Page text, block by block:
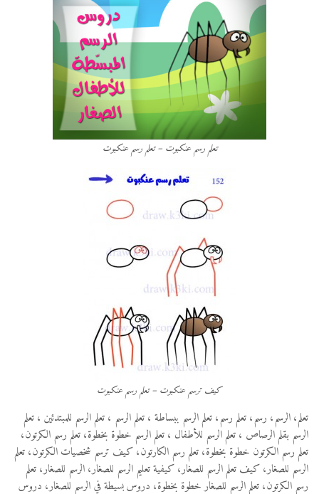
تعلم رسم عنكبوت – تعلم رسم عنكبوت
كيف ترسم عنكبوت – تعلم رسم عنكبوت
تعلم، الرسم، رسم، تعلم رسم، تعلم الرسم ببساطة ، تعلم الرسم ، تعلم الرسم للمبتدئين ، تعلم
الرسم بقلم الرصاص ، تعلم الرسم للأطفال ، تعلم الرسم خطوة بخطوة، تعلم رسم الكرتون،
تعلم رسم الكرتون خطوة بخطوة، تعلم رسم الكارتون، كيف ترسم شخصيات الكرتون، تعلم
الرسم للصغار، كيف تعلم الرسم للصغار، كيفية تعليم الرسم للصغار، الرسم للصغار، تعلم
رسم الكرتون، تعلم الرسم للصغار خطوة بخطوة، دروس بسيطة في الرسم للصغار، دروس